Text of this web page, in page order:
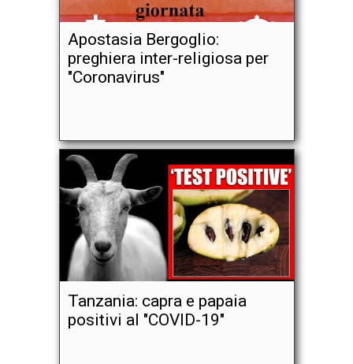
Apostasia Bergoglio:
preghiera inter-religiosa per
"Coronavirus"
Tanzania: capra e papaia
positivi al "COVID-19"